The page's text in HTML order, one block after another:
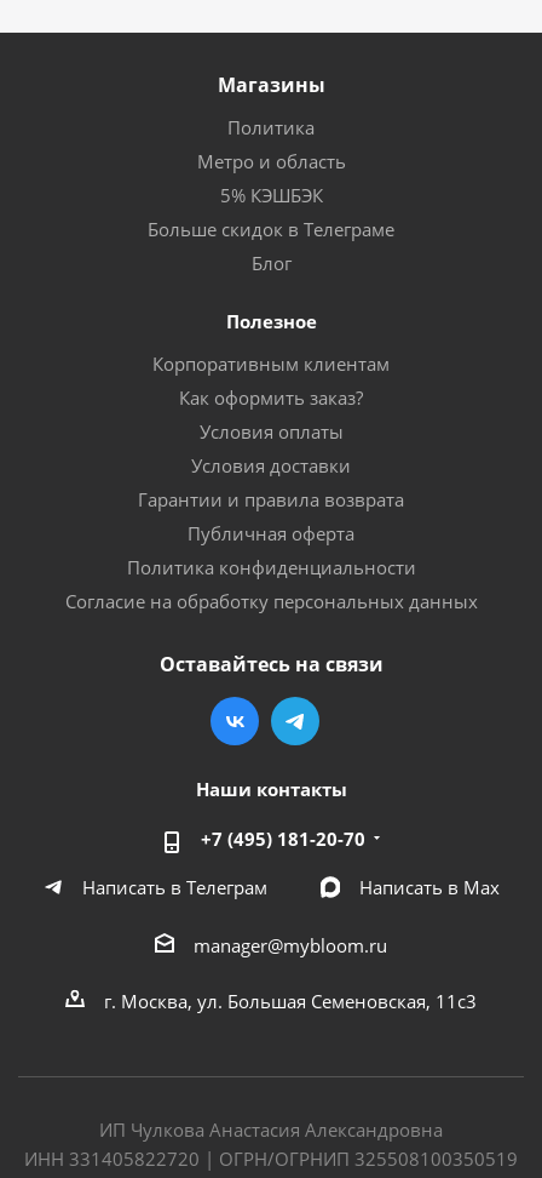
Магазины
Политика
Метро и область
5% КЭШБЭК
Больше скидок в Телеграме
Блог
Полезное
Корпоративным клиентам
Как оформить заказ?
Условия оплаты
Условия доставки
Гарантии и правила возврата
Публичная оферта
Политика конфиденциальности
Согласие на обработку персональных данных
Оставайтесь на связи
Наши контакты
+7 (495) 181-20-70
Написать в Телеграм
Написать в Мах
manager@mybloom.ru
г. Москва, ул. Большая Семеновская, 11с3
ИП Чулкова Анастасия Александровна
ИНН 331405822720 | ОГРН/ОГРНИП 325508100350519